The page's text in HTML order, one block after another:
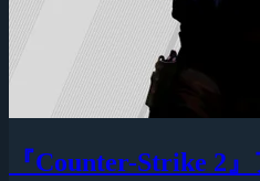
『Counter-Strike 2